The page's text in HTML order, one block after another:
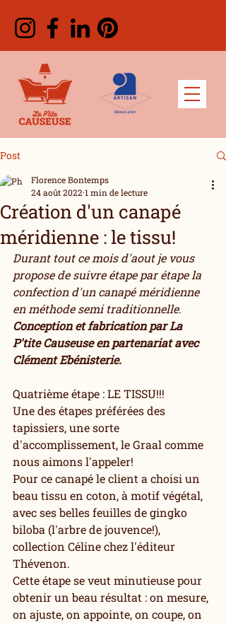
Post
Création d'un canapé
méridienne : le tissu!
Florence Bontemps
24 août 2022 1 min de lecture
Durant tout ce mois d'aout je vous
propose de suivre étape par étape la
confection d'un canapé méridienne
en méthode semi traditionnelle.
Conception et fabrication par La
P'tite Causeuse en partenariat avec
Clément Ebénisterie.
Quatrième étape : LE TISSU!!!
Une des étapes préférées des
tapissiers, une sorte
d'accomplissement, le Graal comme
nous aimons l'appeler!
Pour ce canapé le client a choisi un
beau tissu en coton, à motif végétal,
avec ses belles feuilles de gingko
biloba (l'arbre de jouvence!),
collection Céline chez l'éditeur
Thévenon.
Cette étape se veut minutieuse pour
obtenir un beau résultat : on mesure,
on ajuste, on appointe, on coupe, on